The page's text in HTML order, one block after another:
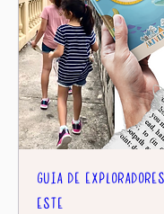
GUIA DE
ESTE